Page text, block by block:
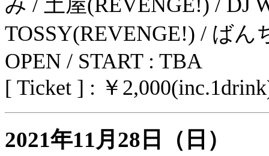
TOSSY(REVENGE!) / ば
OPEN / START : TBA
[ Ticket ] : ￥
2021年11月28日（日）